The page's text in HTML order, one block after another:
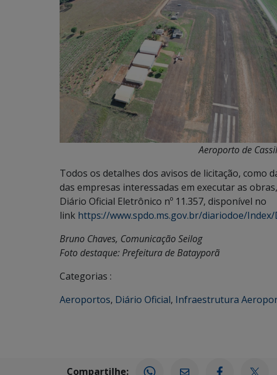
Aeroporto de
Todos os detalhes dos avisos de licitação,
das empresas interessadas em executar as
Diário Oficial Eletrônico nº 11.357, disponível no
link https://www.spdo.ms.gov.br/diariodoe/Index/
Bruno Chaves, Comunicação Seilog
Foto destaque: Prefeitura de Batayporã
Categorias :
Aeroportos, Diário Oficial, Infraestrutura
Compartilhe: